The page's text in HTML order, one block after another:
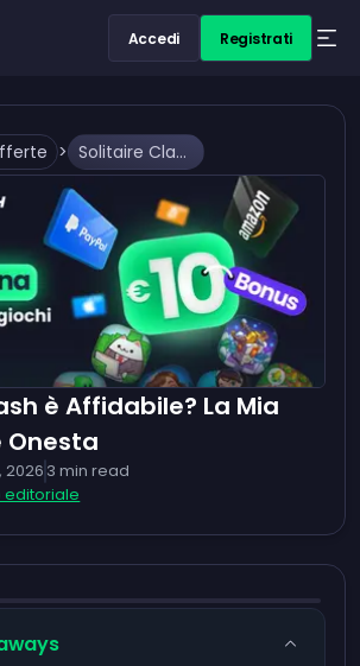
Accedi Registrati
> Solitaire Clash è Affidabile? La Mia Recensione Onesta
è Affidabile? La Mia
Onesta
2026 3 min read
editoriale